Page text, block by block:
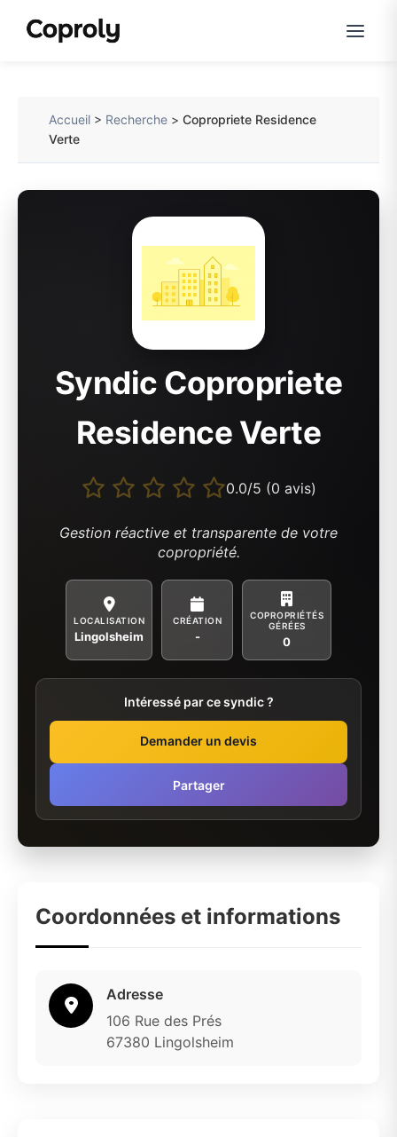
Accueil > Recherche >Copropriete Residence
Verte
Syndic Copropriete
Residence Verte
0.0/5 (0 avis)
Gestion réactive et transparente de votre
copropriété.
LOCALISATION
Lingolsheim
CRÉATION
-
COPROPRIÉTÉS
GÉRÉES
0
Intéressé par ce syndic ?
Demander un devis
Partager
Coordonnées et informations
Adresse
106 Rue des Prés
67380 Lingolsheim